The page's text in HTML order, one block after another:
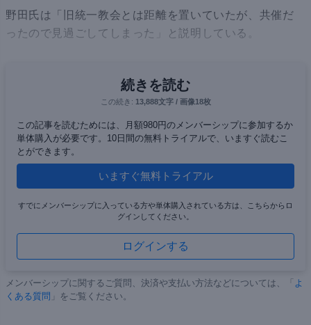
野田氏は「旧統一教会とは距離を置いていたが、共催だ
ったので見過ごしてしまった」と説明している。
続きを読む
この続き: 13,888文字 / 画像18枚
この記事を読むためには、月額980円のメンバーシップに参加するか
単体購入が必要です。10日間の無料トライアルで、いますぐ読むこ
とができます。
いますぐ無料トライアル
すでにメンバーシップに入っている方や単体購入されている方は、こちらからロ
グインしてください。
ログインする
メンバーシップに関するご質問、決済や支払い方法などについては、「 よ
くある質問
」をご覧ください。